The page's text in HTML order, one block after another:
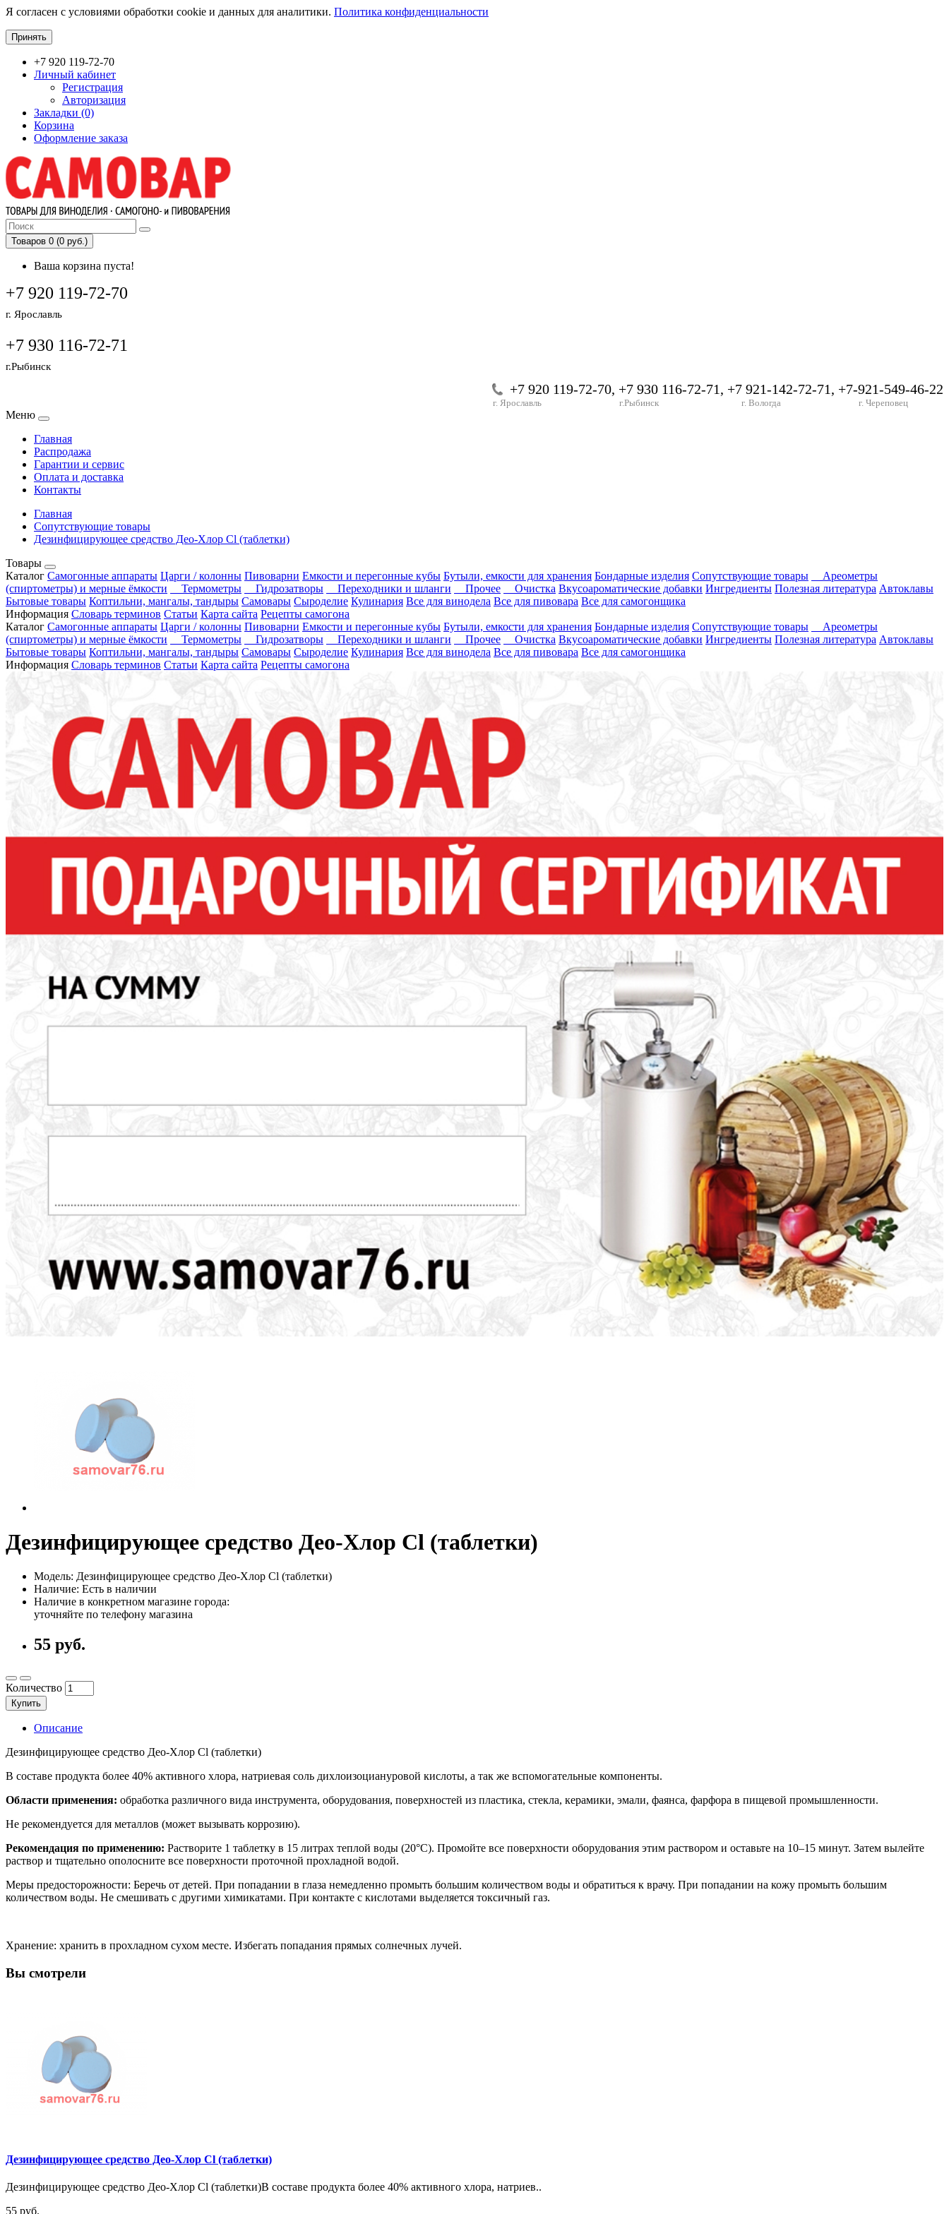
Я согласен с условиями обработки cookie и данных для аналитики. Политика конфиденциальности
Принять
+7 920 119-72-70
Личный кабинет
Регистрация
Авторизация
Закладки (0)
Корзина
Оформление заказа
Товаров 0 (0 руб.)
Ваша корзина пуста!
+7 920 119-72-70
г. Ярославль
+7 930 116-72-71
г.Рыбинск
+7 920 119-72-70, +7 930 116-72-71, +7 921-142-72-71, +7-921-549-46-22
г. Ярославль г.Рыбинск г. Вологда г. Череповец
Меню
Главная
Распродажа
Гарантии и сервис
Оплата и доставка
Контакты
Главная
Сопутствующие товары
Дезинфицирующее средство Део-Хлор Cl (таблетки)
Товары
Каталог Самогонные аппараты Царги / колонны Пивоварни Емкости и перегонные кубы Бутыли, емкости для хранения Бондарные изделия Сопутствующие товары
Ареометры
(спиртометры) и мерные ёмкости
Термометры Гидрозатворы Переходники и шланги Прочее Очистка Вкусоароматические добавки Ингредиенты Полезная литература Автоклавы
Бытовые товары Коптильни, мангалы, тандыры Самовары Сыроделие Кулинария Все для винодела Все для пивовара Все для самогонщика
Информация Словарь терминов Статьи Карта сайта Рецепты самогона
Каталог Самогонные аппараты Царги / колонны Пивоварни Емкости и перегонные кубы Бутыли, емкости для хранения Бондарные изделия Сопутствующие товары
Ареометры
(спиртометры) и мерные ёмкости
Термометры Гидрозатворы Переходники и шланги Прочее Очистка Вкусоароматические добавки Ингредиенты Полезная литература Автоклавы
Бытовые товары Коптильни, мангалы, тандыры Самовары Сыроделие Кулинария Все для винодела Все для пивовара Все для самогонщика
Информация Словарь терминов Статьи Карта сайта Рецепты самогона
Дезинфицирующее средство Део-Хлор Cl (таблетки)
Модель: Дезинфицирующее средство Део-Хлор Cl (таблетки)
Наличие: Есть в наличии
Наличие в конкретном магазине города:
уточняйте по телефону магазина
55 руб.
Количество
Купить
Описание
Дезинфицирующее средство Део-Хлор Cl (таблетки)
В составе продукта более 40% активного хлора, натриевая соль дихлоизоциануровой кислоты, а так же вспомогательные компоненты.
Области применения: обработка различного вида инструмента, оборудования, поверхностей из пластика, стекла, керамики, эмали, фаянса, фарфора в пищевой промышленности.
Не рекомендуется для металлов (может вызывать коррозию).
Рекомендация по применению: Растворите 1 таблетку в 15 литрах теплой воды (20°С). Промойте все поверхности оборудования этим раствором и оставьте на 10–15 минут. Затем вылейте
раствор и тщательно ополосните все поверхности проточной прохладной водой.
Меры предосторожности: Беречь от детей. При попадании в глаза немедленно промыть большим количеством воды и обратиться к врачу. При попадании на кожу промыть большим
количеством воды. Не смешивать с другими химикатами. При контакте с кислотами выделяется токсичный газ.
Хранение: хранить в прохладном сухом месте. Избегать попадания прямых солнечных лучей.
Вы смотрели
Дезинфицирующее средство Део-Хлор Cl (таблетки)
Дезинфицирующее средство Део-Хлор Cl (таблетки)В составе продукта более 40% активного хлора, натриев..
55 руб.